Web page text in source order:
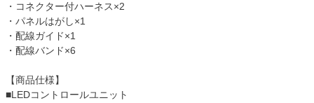
・コネクター付ハーネス×2
・パネルはがし×1
・配線ガイド×1
・配線バンド×6
【商品仕様】
■LEDコントロールユニット